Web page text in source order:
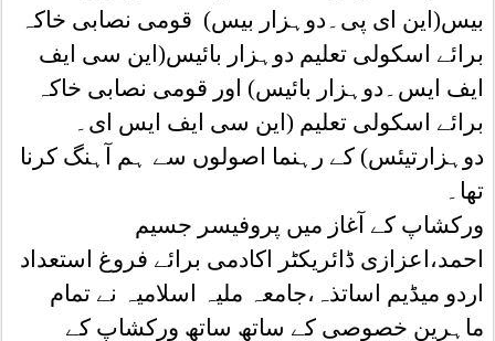
بیس(این ای پی۔دوہزار بیس) قومی نصابی خاکہ
برائے اسکولی تعلیم دوہزار بائیس(این سی ایف
ایف ایس۔دوہزار بائیس) اور قومی نصابی خاکہ
برائے اسکولی تعلیم (این سی ایف ایس ای۔
دوہزارتیئس) کے رہنما اصولوں سے ہم آہنگ کرنا
تھا۔
ورکشاپ کے آغاز میں پروفیسر جسیم
احمد،اعزازی ڈائریکٹر اکادمی برائے فروغ استعداد
اردو میڈیم اساتذہ،جامعہ ملیہ اسلامیہ نے تمام
ماہرین خصوصی کے ساتھ ساتھ ورکشاپ کے